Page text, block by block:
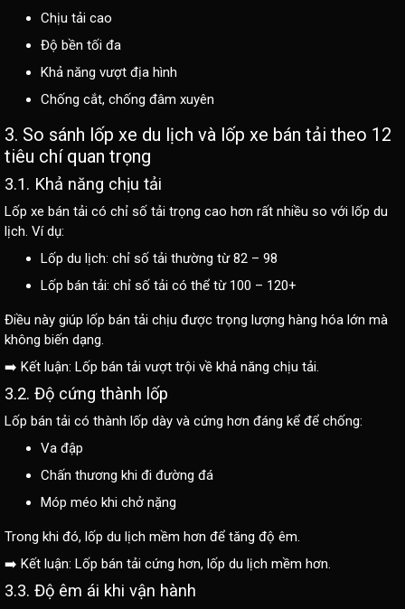
Chịu tải cao
Độ bền tối đa
Khả năng vượt địa hình
Chống cắt, chống đâm xuyên
3. So sánh lốp xe du lịch và lốp xe bán tải theo 12
tiêu chí quan trọng
3.1. Khả năng chịu tải
Lốp xe bán tải có chỉ số tải trọng cao hơn rất nhiều so với lốp du
lịch. Ví dụ:
Lốp du lịch: chỉ số tải thường từ 82 – 98
Lốp bán tải: chỉ số tải có thể từ 100 – 120+
Điều này giúp lốp bán tải chịu được trọng lượng hàng hóa lớn mà
không biến dạng.
➡️ Kết luận: Lốp bán tải vượt trội về khả năng chịu tải.
3.2. Độ cứng thành lốp
Lốp bán tải có thành lốp dày và cứng hơn đáng kể để chống:
Va đập
Chấn thương khi đi đường đá
Móp méo khi chở nặng
Trong khi đó, lốp du lịch mềm hơn để tăng độ êm.
➡️ Kết luận: Lốp bán tải cứng hơn, lốp du lịch mềm hơn.
3.3. Độ êm ái khi vận hành